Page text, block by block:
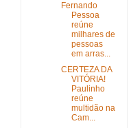
Fernando
Pessoa
reúne
milhares de
pessoas
em arras...
CERTEZA DA
VITÓRIA!
Paulinho
reúne
multidão na
Cam...